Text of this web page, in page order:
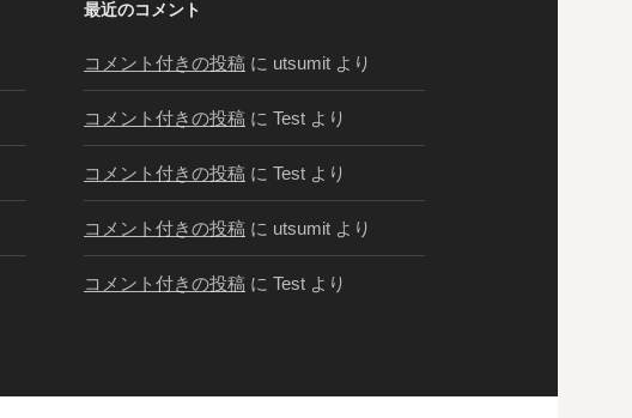
最近のコメント
コメント付きの投稿 に utsumit より
コメント付きの投稿 に Test より
コメント付きの投稿 に Test より
コメント付きの投稿 に utsumit より
コメント付きの投稿 に Test より